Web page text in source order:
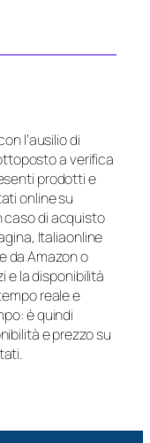
l’ausilio di
a verifica
prodotti e
online su
caso di acquisto
Italiaonline
da Amazon o
e la disponibilità
reale e
è quindi
e prezzo su